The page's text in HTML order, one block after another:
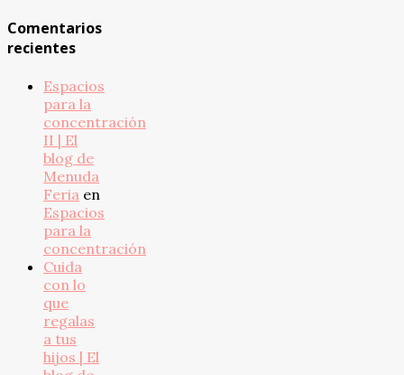
Comentarios
recientes
Espacios
para la
concentración
II | El
blog de
Menuda
Feria en
Espacios
para la
concentración
Cuida
con lo
que
regalas
a tus
hijos | El